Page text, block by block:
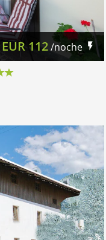
EUR 112/noche